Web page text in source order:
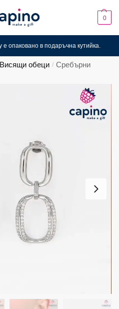
0
опаковано в подаръчна кутийка.
Висящи обеци / Сребърни